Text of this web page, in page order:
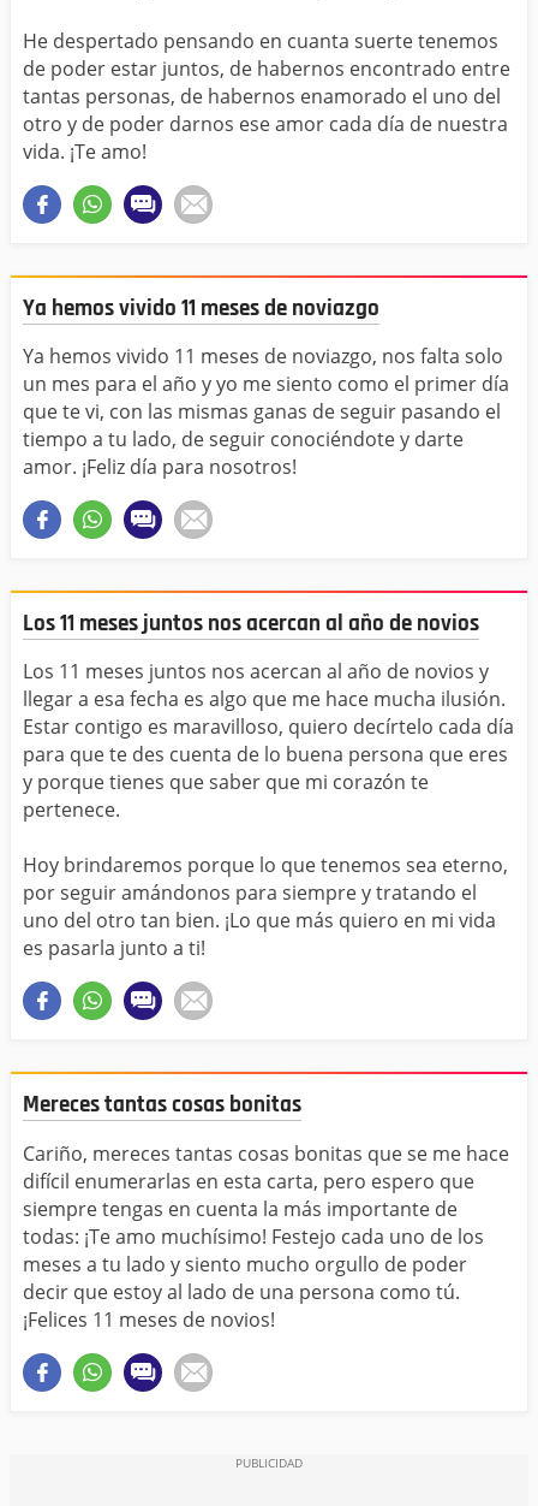
He despertado pensando en cuanta suerte tenemos
de poder estar juntos, de habernos encontrado entre
tantas personas, de habernos enamorado el uno del
otro y de poder darnos ese amor cada día de nuestra
vida. ¡Te amo!
Ya hemos vivido 11 meses de noviazgo
Ya hemos vivido 11 meses de noviazgo, nos falta solo
un mes para el año y yo me siento como el primer día
que te vi, con las mismas ganas de seguir pasando el
tiempo a tu lado, de seguir conociéndote y darte
amor. ¡Feliz día para nosotros!
Los 11 meses juntos nos acercan al año de novios
Los 11 meses juntos nos acercan al año de novios y
llegar a esa fecha es algo que me hace mucha ilusión.
Estar contigo es maravilloso, quiero decírtelo cada día
para que te des cuenta de lo buena persona que eres
y porque tienes que saber que mi corazón te
pertenece.
Hoy brindaremos porque lo que tenemos sea eterno,
por seguir amándonos para siempre y tratando el
uno del otro tan bien. ¡Lo que más quiero en mi vida
es pasarla junto a ti!
Mereces tantas cosas bonitas
Cariño, mereces tantas cosas bonitas que se me hace
difícil enumerarlas en esta carta, pero espero que
siempre tengas en cuenta la más importante de
todas: ¡Te amo muchísimo! Festejo cada uno de los
meses a tu lado y siento mucho orgullo de poder
decir que estoy al lado de una persona como tú.
¡Felices 11 meses de novios!